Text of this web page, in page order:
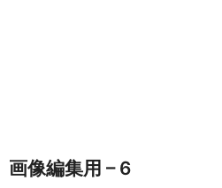
画像編集用 – 6